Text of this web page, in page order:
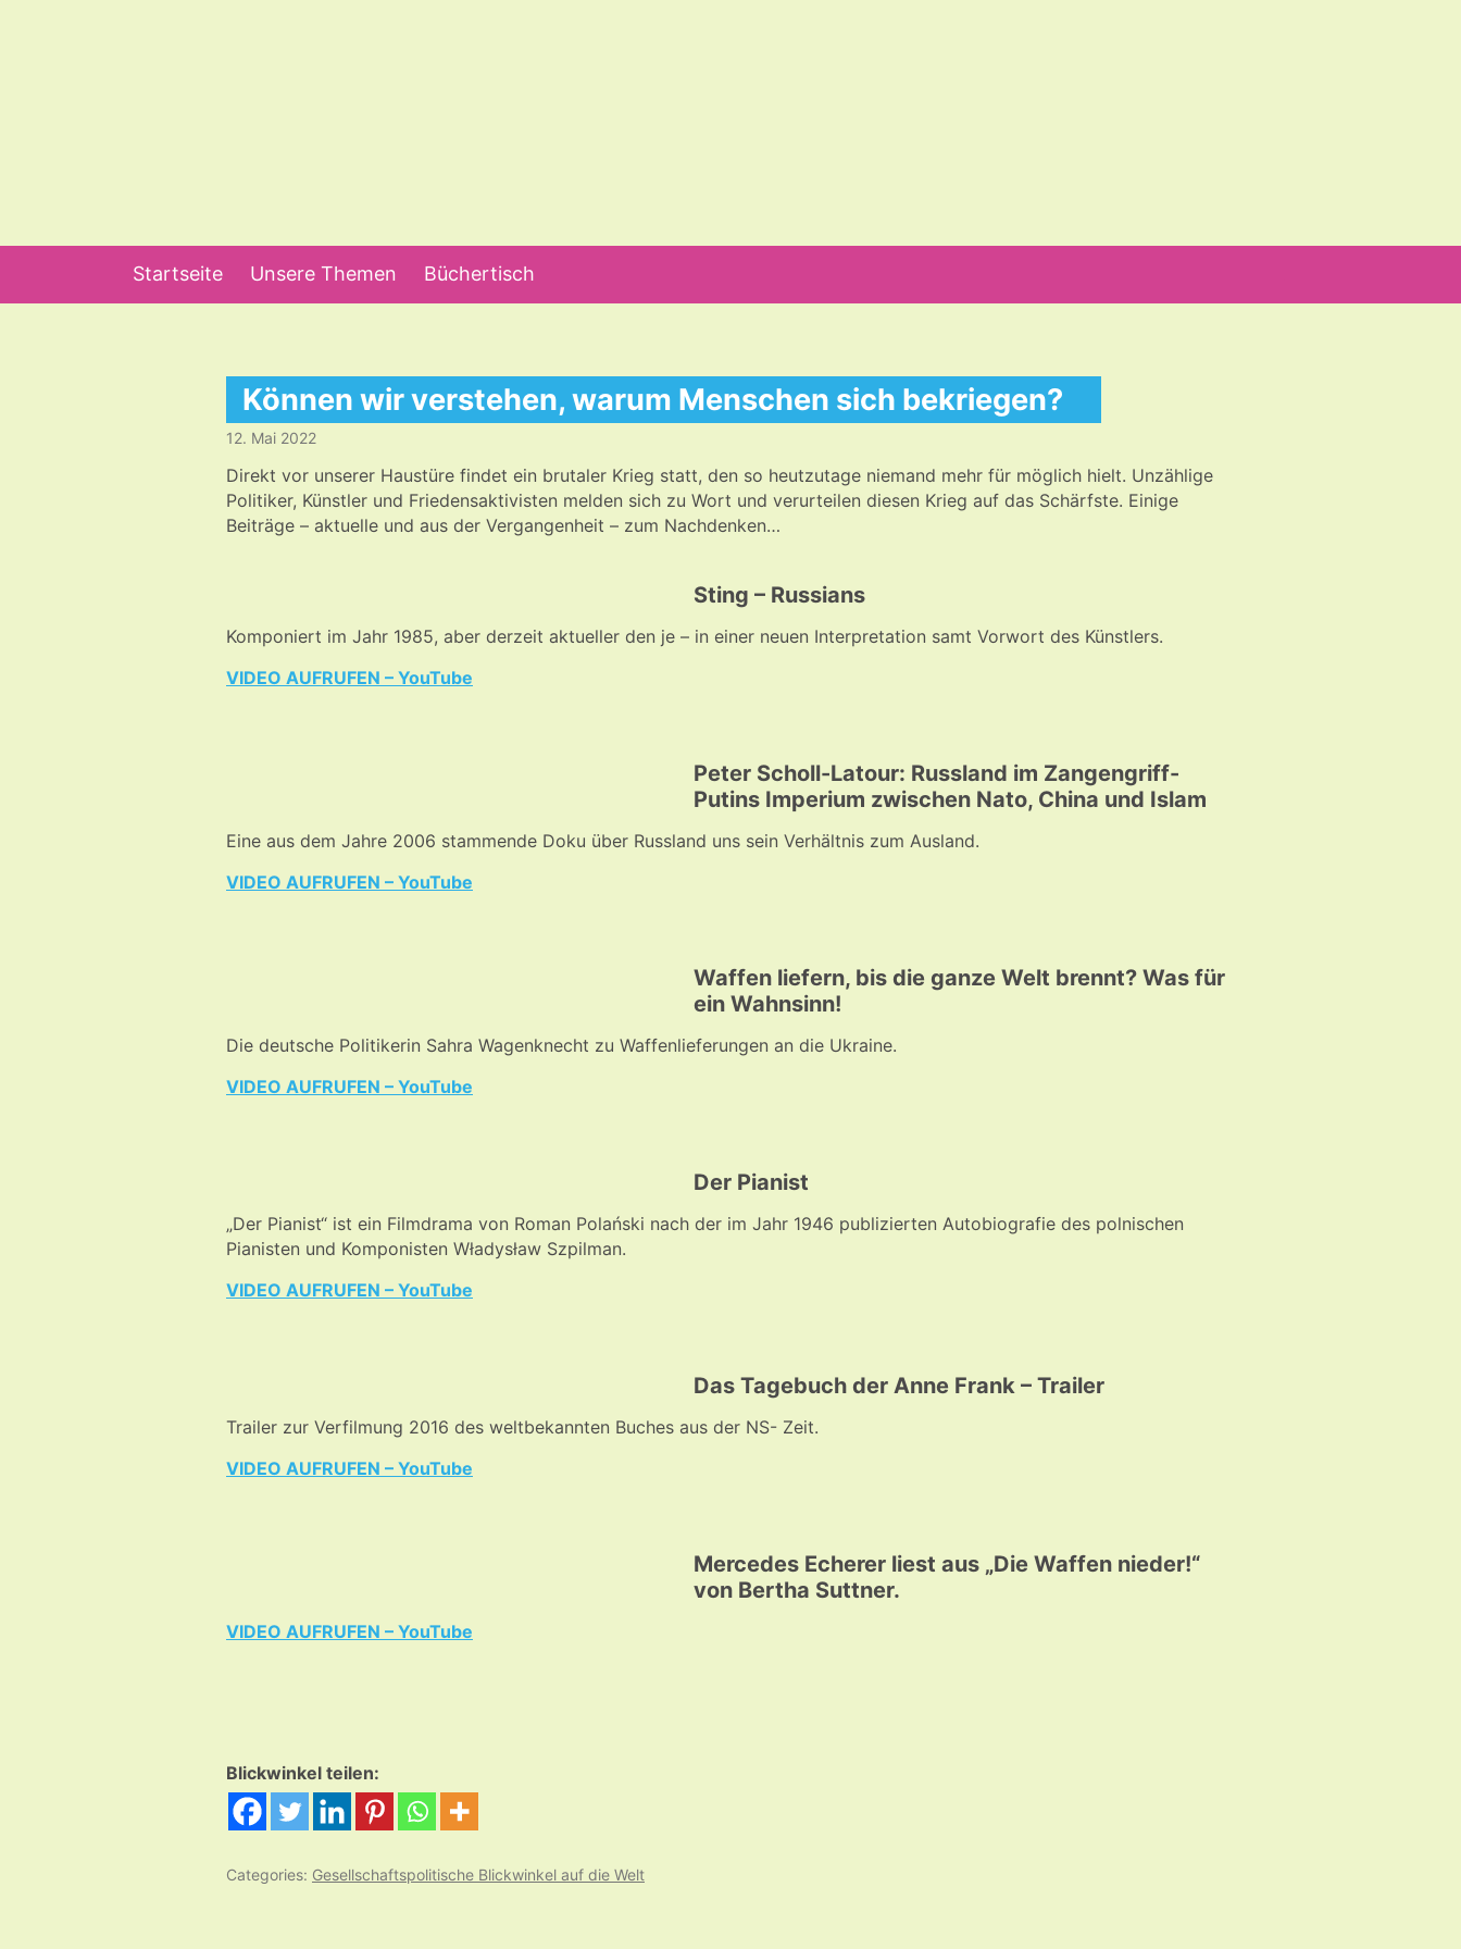
Startseite Unsere Themen Büchertisch
Können wir verstehen, warum Menschen sich bekriegen?
12. Mai 2022
Direkt vor unserer Haustüre findet ein brutaler Krieg statt, den so heutzutage niemand mehr für möglich hielt. Unzählige
Politiker, Künstler und Friedensaktivisten melden sich zu Wort und verurteilen diesen Krieg auf das Schärfste. Einige
Beiträge – aktuelle und aus der Vergangenheit – zum Nachdenken…
Sting – Russians
Komponiert im Jahr 1985, aber derzeit aktueller den je – in einer neuen Interpretation samt Vorwort des Künstlers.
VIDEO AUFRUFEN – YouTube
Peter Scholl-Latour: Russland im Zangengriff-
Putins Imperium zwischen Nato, China und Islam
Eine aus dem Jahre 2006 stammende Doku über Russland uns sein Verhältnis zum Ausland.
VIDEO AUFRUFEN – YouTube
Waffen liefern, bis die ganze Welt brennt? Was für
ein Wahnsinn!
Die deutsche Politikerin Sahra Wagenknecht zu Waffenlieferungen an die Ukraine.
VIDEO AUFRUFEN – YouTube
Der Pianist
„Der Pianist“ ist ein Filmdrama von Roman Polański nach der im Jahr 1946 publizierten Autobiografie des polnischen
Pianisten und Komponisten Władysław Szpilman.
VIDEO AUFRUFEN – YouTube
Das Tagebuch der Anne Frank – Trailer
Trailer zur Verfilmung 2016 des weltbekannten Buches aus der NS- Zeit.
VIDEO AUFRUFEN – YouTube
Mercedes Echerer liest aus „Die Waffen nieder!“
von Bertha Suttner.
VIDEO AUFRUFEN – YouTube
Blickwinkel teilen:
Categories: Gesellschaftspolitische Blickwinkel auf die Welt